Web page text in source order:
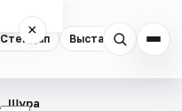
Стендап Выставки
×
Шура